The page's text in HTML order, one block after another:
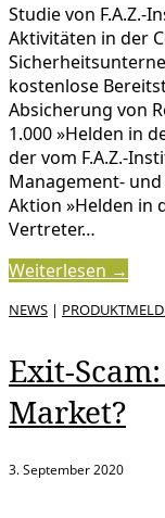
Studie von
Aktivitäten in der
kostenlose
Absicherung von
1.000 »Helden in
der vom F.A.Z.-
Management-
Aktion »Helden in
Vertreter…
Weiterlesen →
NEWS |
Exit-
Market?
3. September 2020